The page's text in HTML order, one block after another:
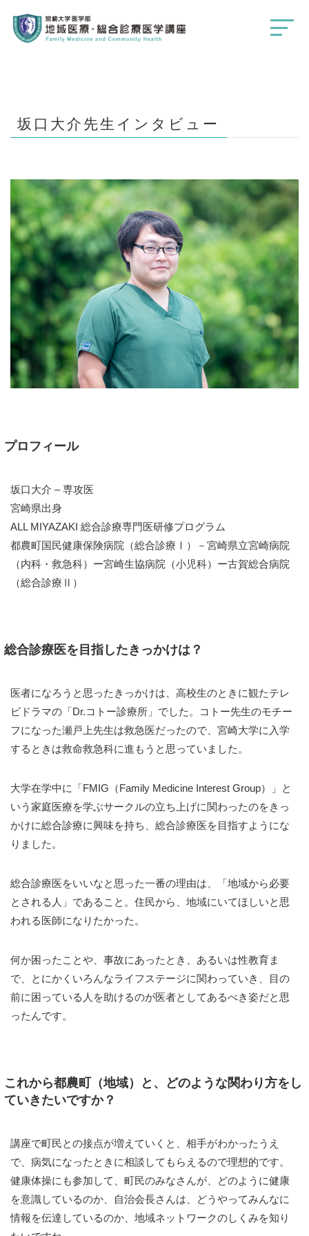
坂口大介先生インタビュー
プロフィール
坂口大介 – 専攻医
宮崎県出身
ALL MIYAZAKI 総合診療専門医研修プログラム
都農町国民健康保険病院（総合診療Ⅰ）－宮崎県立宮崎病院
（内科・救急科）ー宮崎生協病院（小児科）ー古賀総合病院
（総合診療Ⅱ）
総合診療医を目指したきっかけは？
医者になろうと思ったきっかけは、高校生のときに観たテレ
ビドラマの「Dr.コトー診療所」でした。コトー先生のモチー
フになった瀬戸上先生は救急医だったので、宮崎大学に入学
するときは救命救急科に進もうと思っていました。
大学在学中に「FMIG（Family Medicine Interest Group）」と
いう家庭医療を学ぶサークルの立ち上げに関わったのをきっ
かけに総合診療に興味を持ち、総合診療医を目指すようにな
りました。
総合診療医をいいなと思った一番の理由は、「地域から必要
とされる人」であること。住民から、地域にいてほしいと思
われる医師になりたかった。
何か困ったことや、事故にあったとき、あるいは性教育ま
で、とにかくいろんなライフステージに関わっていき、目の
前に困っている人を助けるのが医者としてあるべき姿だと思
ったんです。
これから都農町（地域）と、どのような関わり方をし
ていきたいですか？
講座で町民との接点が増えていくと、相手がわかったうえ
で、病気になったときに相談してもらえるので理想的です。
健康体操にも参加して、町民のみなさんが、どのように健康
を意識しているのか、自治会長さんは、どうやってみんなに
情報を伝達しているのか、地域ネットワークのしくみを知り